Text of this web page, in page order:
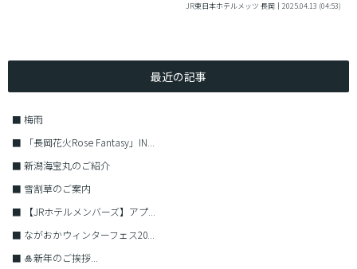
JR東日本ホテルメッツ 長岡｜2025.04.13 (04:53)
最近の記事
■ 梅雨
■
「長岡花火Rose Fantasy」IN...
■ 新潟海宝丸のご紹介
■ 雪割草のご案内
■
【JRホテルメンバーズ】アプ...
■ ながおかウィンターフェス20...
■ 🎍新年のご挨拶...